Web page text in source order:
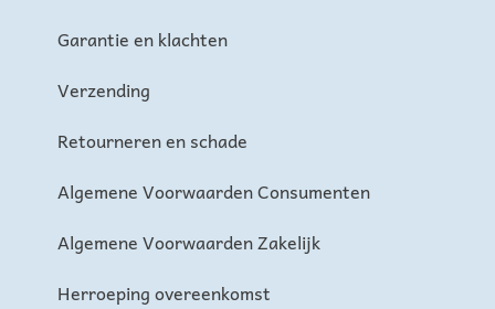
Garantie en klachten
Verzending
Retourneren en schade
Algemene Voorwaarden Consumenten
Algemene Voorwaarden Zakelijk
Herroeping overeenkomst